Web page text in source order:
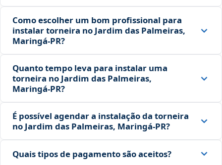
Como escolher um bom profissional para
instalar torneira no Jardim das Palmeiras,
Maringá‑PR?
Quanto tempo leva para instalar uma
torneira no Jardim das Palmeiras,
Maringá‑PR?
É possível agendar a instalação da torneira
no Jardim das Palmeiras, Maringá‑PR?
Quais tipos de pagamento são aceitos?